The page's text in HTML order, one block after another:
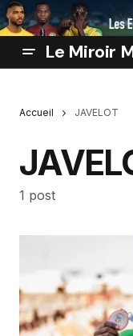
Le Miroir
Accueil JAVELOT
1 post